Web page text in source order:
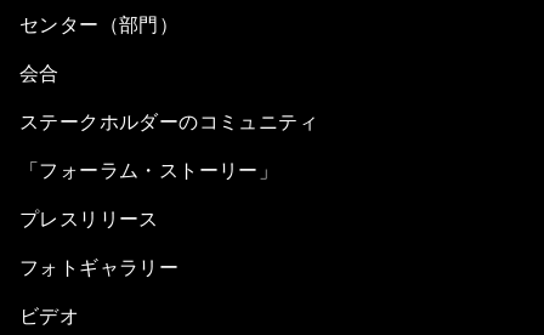
センター（部門）
会合
ステークホルダーのコミュニティ
「フォーラム・ストーリー」
プレスリリース
フォトギャラリー
ビデオ